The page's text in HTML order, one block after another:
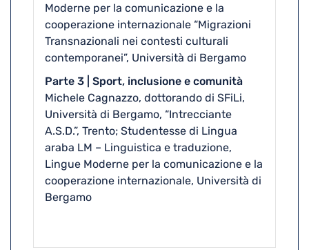
Moderne per la comunicazione e la
cooperazione internazionale “Migrazioni
Transnazionali nei contesti culturali
contemporanei”, Università di Bergamo
Parte 3 | Sport, inclusione e comunità
Michele Cagnazzo, dottorando di SFiLi,
Università di Bergamo, “Intrecciante
A.S.D.”, Trento; Studentesse di Lingua
araba LM – Linguistica e traduzione,
Lingue Moderne per la comunicazione e la
cooperazione internazionale, Università di
Bergamo